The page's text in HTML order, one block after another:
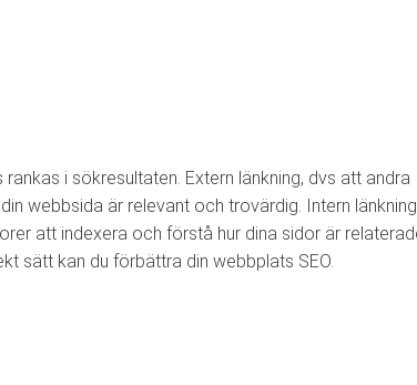
i sökresultaten. Extern länkning, dvs att andra
webbsida är relevant och trovärdig. Intern
att indexera och förstå hur dina sidor är
sätt kan du förbättra din webbplats SEO.